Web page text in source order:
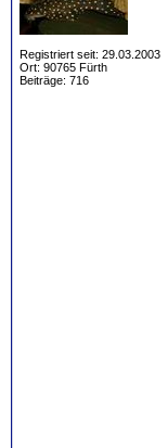
Registriert seit: 29.03.2003
Ort: 90765 Fürth
Beiträge: 716